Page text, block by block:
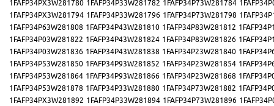
1FAFP34PX3W281780 1FAFP34P33W281782 1FAFP34P73W281784
1FAFP34PX3W281794 1FAFP34P33W281796 1FAFP34P73W281798
1FAFP34P63W281808 1FAFP34P43W281810 1FAFP34P83W281812
1FAFP34P03W281822 1FAFP34P43W281824 1FAFP34P83W281826
1FAFP34P03W281836 1FAFP34P43W281838 1FAFP34P23W281840
1FAFP34P53W281850 1FAFP34P93W281852 1FAFP34P23W281854
1FAFP34P53W281864 1FAFP34P93W281866 1FAFP34P23W281868
1FAFP34P53W281878 1FAFP34P33W281880 1FAFP34P73W281882
1FAFP34PX3W281892 1FAFP34P33W281894 1FAFP34P73W281896